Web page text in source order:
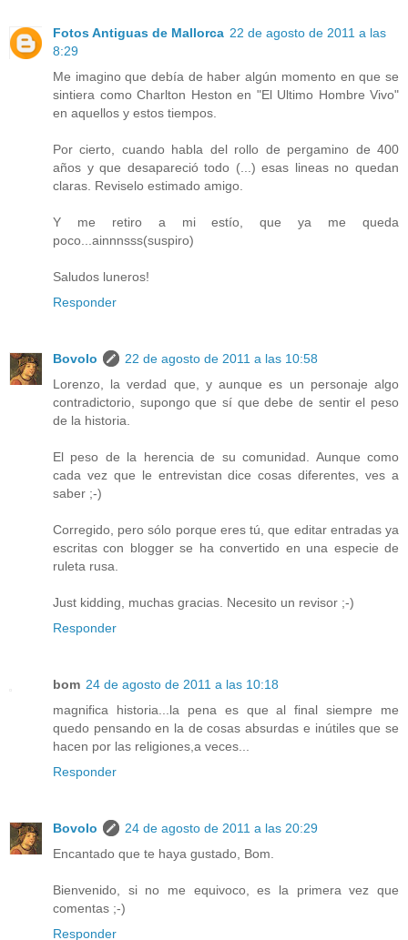
Fotos Antiguas de Mallorca 22 de agosto de 2011 a las
8:29
Me imagino que debía de haber algún momento en que se
sintiera como Charlton Heston en "El Ultimo Hombre Vivo"
en aquellos y estos tiempos.
Por cierto, cuando habla del rollo de pergamino de 400
años y que desapareció todo (...) esas lineas no quedan
claras. Reviselo estimado amigo.
Y me retiro a mi estío, que ya me queda
poco...ainnnsss(suspiro)
Saludos luneros!
Responder
Bovolo
22 de agosto de 2011 a las 10:58
Lorenzo, la verdad que, y aunque es un personaje algo
contradictorio, supongo que sí que debe de sentir el peso
de la historia.
El peso de la herencia de su comunidad. Aunque como
cada vez que le entrevistan dice cosas diferentes, ves a
saber ;-)
Corregido, pero sólo porque eres tú, que editar entradas ya
escritas con blogger se ha convertido en una especie de
ruleta rusa.
Just kidding, muchas gracias. Necesito un revisor ;-)
Responder
bom 24 de agosto de 2011 a las 10:18
magnifica historia...la pena es que al final siempre me
quedo pensando en la de cosas absurdas e inútiles que se
hacen por las religiones,a veces...
Responder
Bovolo
24 de agosto de 2011 a las 20:29
Encantado que te haya gustado, Bom.
Bienvenido, si no me equivoco, es la primera vez que
comentas ;-)
Responder